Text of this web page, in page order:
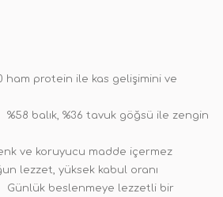
ham protein ile kas gelişimini ve
%58 balık, %36 tavuk göğsü ile zengin
ve koruyucu madde içermez
lezzet, yüksek kabul oranı
Günlük beslenmeye lezzetli bir